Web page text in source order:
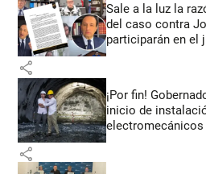
Sale a la luz la
del caso contra
participarán en el
share
¡Por fin!
inicio de
electromecánicos
share